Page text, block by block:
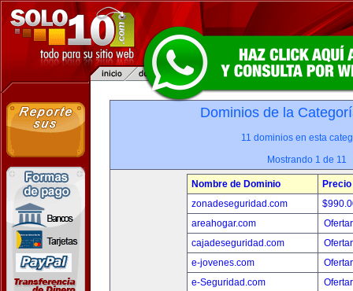
Dominios de la
11 dominios en esta
Mostrando 1 de 11
Nombre de Dominio
Precio
zonadeseguridad.com
areahogar.com
cajadeseguridad.com
e-jovenes.com
e-Seguridad.com